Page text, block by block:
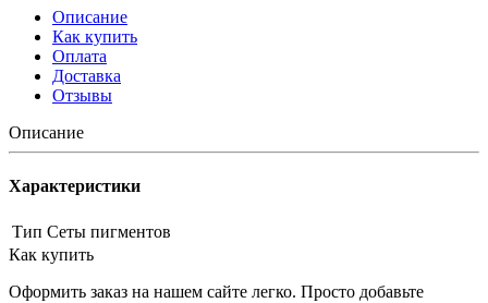
Описание
Как купить
Оплата
Доставка
Отзывы
Описание
Характеристики
Тип Сеты пигментов
Как купить
Оформить заказ на нашем сайте легко. Просто добавьте